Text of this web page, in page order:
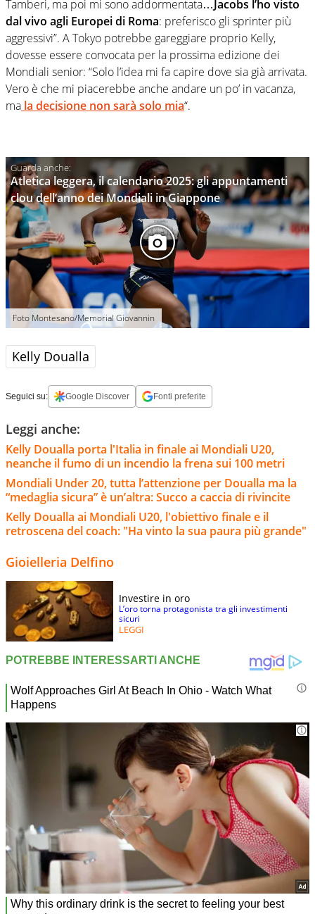
Tamberi, ma poi mi sono addormentata… Jacobs l’ho visto
dal vivo agli Europei di Roma: preferisco gli sprinter più
aggressivi”. A Tokyo potrebbe gareggiare proprio Kelly,
dovesse essere convocata per la prossima edizione dei
Mondiali senior: “Solo l’idea mi fa capire dove sia già arrivata.
Vero è che mi piacerebbe anche andare un po’ in vacanza,
ma la decisione non sarà solo mia“.
Atletica leggera, il calendario 2025: gli appuntamenti
clou dell’anno dei Mondiali in Giappone
Foto Montesano/Memorial Giovannin
Kelly Doualla
Seguici su: Google Discover Fonti preferite
Leggi anche:
Kelly Doualla porta l'Italia in finale ai Mondiali U20,
neanche il fumo di un incendio la frena sui 100 metri
Mondiali Under 20, tutta l’attenzione per Doualla ma la
“medaglia sicura” è un’altra: Succo a caccia di rivincite
Kelly Doualla ai Mondiali U20, l'obiettivo finale e il
retroscena del coach: "Ha vinto la sua paura più grande"
Gioielleria Delfino
Investire in oro
L’oro torna protagonista tra gli investimenti
sicuri
LEGGI